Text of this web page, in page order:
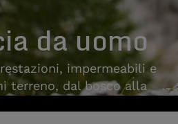
da uomo
impermeabili e
terreno, dal bosco alla